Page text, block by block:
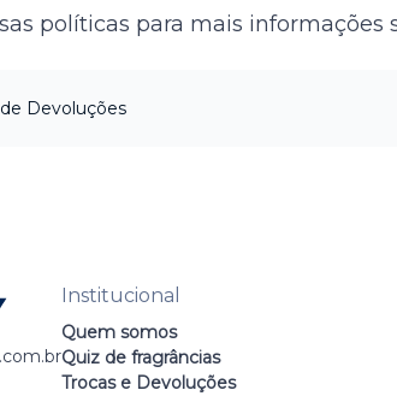
políticas para mais informações
Devoluções
Institucional
Quem somos
Quiz de fragrâncias
Trocas e Devoluções